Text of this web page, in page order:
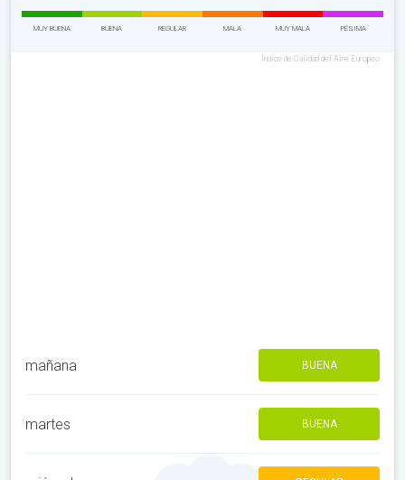
MUY BUENA BUENA REGULAR MALA MUY MALA PÉSIMA
Índice de Calidad del Aire Europeo
mañana BUENA
martes BUENA